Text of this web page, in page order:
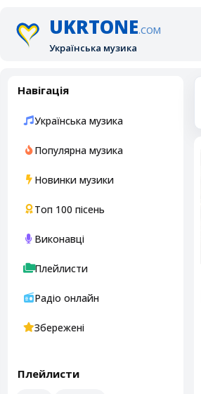
UKRTONE.COM
Українська музика
Навігація
Українська музика
Популярна музика
Новинки музики
Топ 100 пісень
Виконавці
Плейлисти
Радіо онлайн
Збережені
Плейлисти